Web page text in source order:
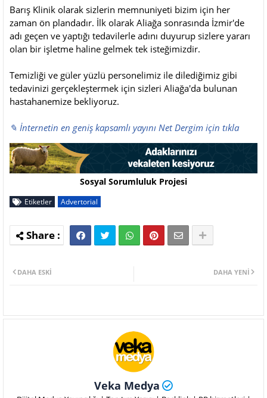
Barış Klinik olarak sizlerin memnuniyeti bizim için her
zaman ön plandadır. İlk olarak Aliağa sonrasında İzmir'de
adı geçen ve yaptığı tedavilerle adını duyurup sizlere yararı
olan bir işletme haline gelmek tek isteğimizdir.
Temizliği ve güler yüzlü personelimiz ile dilediğimiz gibi
tedavinizi gerçekleştermek için sizleri Aliağa'da bulunan
hastahanemize bekliyoruz.
✎ İnternetin en geniş kapsamlı yayını Net Dergim için tıkla
Sosyal Sorumluluk Projesi
Etiketler Advertorial
DAHA YENI
DAHA ESKI
Veka Medya